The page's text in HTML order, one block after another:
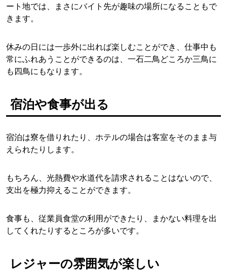
ート地では、まさにバイト先が趣味の場所になることもで
きます。
休みの日には一歩外に出れば楽しむことができ、仕事中も
常にふれあうことができるのは、一石二鳥どころか三鳥に
も四鳥にもなります。
宿泊や食事が出る
宿泊は寮を借りれたり、ホテルの場合は客室をそのまま与
えられたりします。
もちろん、光熱費や水道代を請求されることはないので、
支出を極力抑えることができます。
食事も、従業員食堂の利用ができたり、まかない料理を出
してくれたりするところが多いです。
レジャーの雰囲気が楽しい